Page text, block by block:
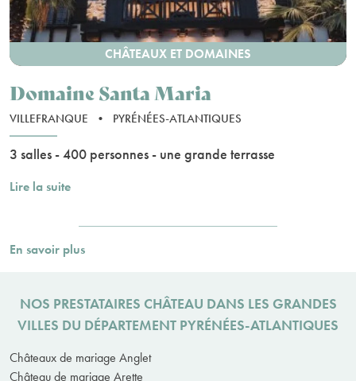
CHÂTEAUX ET DOMAINES
Domaine Santa Maria
VILLEFRANQUE • PYRÉNÉES-ATLANTIQUES
3 salles - 400 personnes - une grande terrasse
Lire la suite
En savoir plus
NOS PRESTATAIRES CHÂTEAU DANS LES GRANDES
VILLES DU DÉPARTEMENT PYRÉNÉES-ATLANTIQUES
Châteaux de mariage Anglet
Château de mariage Arette